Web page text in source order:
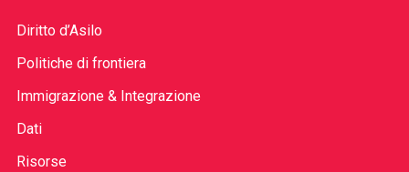
Diritto d’Asilo
Politiche di frontiera
Immigrazione & Integrazione
Dati
Risorse